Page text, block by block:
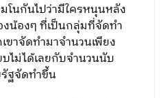
โนกันไปว่ามีใครหนุนหลัง
น้องๆ ที่เป็นกลุ่มที่จัดทำ
ขาจัดทำมาจำนวนเพียง
ไม่ได้เลยกับจำนวนนับ
ฐจัดทำขึ้น